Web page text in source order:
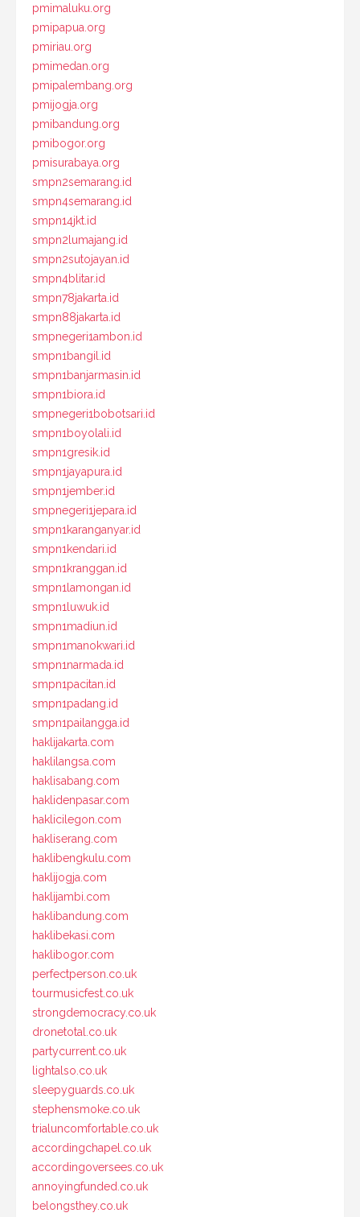
pmimaluku.org
pmipapua.org
pmiriau.org
pmimedan.org
pmipalembang.org
pmijogja.org
pmibandung.org
pmibogor.org
pmisurabaya.org
smpn2semarang.id
smpn4semarang.id
smpn14jkt.id
smpn2lumajang.id
smpn2sutojayan.id
smpn4blitar.id
smpn78jakarta.id
smpn88jakarta.id
smpnegeri1ambon.id
smpn1bangil.id
smpn1banjarmasin.id
smpn1biora.id
smpnegeri1bobotsari.id
smpn1boyolali.id
smpn1gresik.id
smpn1jayapura.id
smpn1jember.id
smpnegeri1jepara.id
smpn1karanganyar.id
smpn1kendari.id
smpn1kranggan.id
smpn1lamongan.id
smpn1luwuk.id
smpn1madiun.id
smpn1manokwari.id
smpn1narmada.id
smpn1pacitan.id
smpn1padang.id
smpn1pailangga.id
haklijakarta.com
haklilangsa.com
haklisabang.com
haklidenpasar.com
haklicilegon.com
hakliserang.com
haklibengkulu.com
haklijogja.com
haklijambi.com
haklibandung.com
haklibekasi.com
haklibogor.com
perfectperson.co.uk
tourmusicfest.co.uk
strongdemocracy.co.uk
dronetotal.co.uk
partycurrent.co.uk
lightalso.co.uk
sleepyguards.co.uk
stephensmoke.co.uk
trialuncomfortable.co.uk
accordingchapel.co.uk
accordingoversees.co.uk
annoyingfunded.co.uk
belongsthey.co.uk